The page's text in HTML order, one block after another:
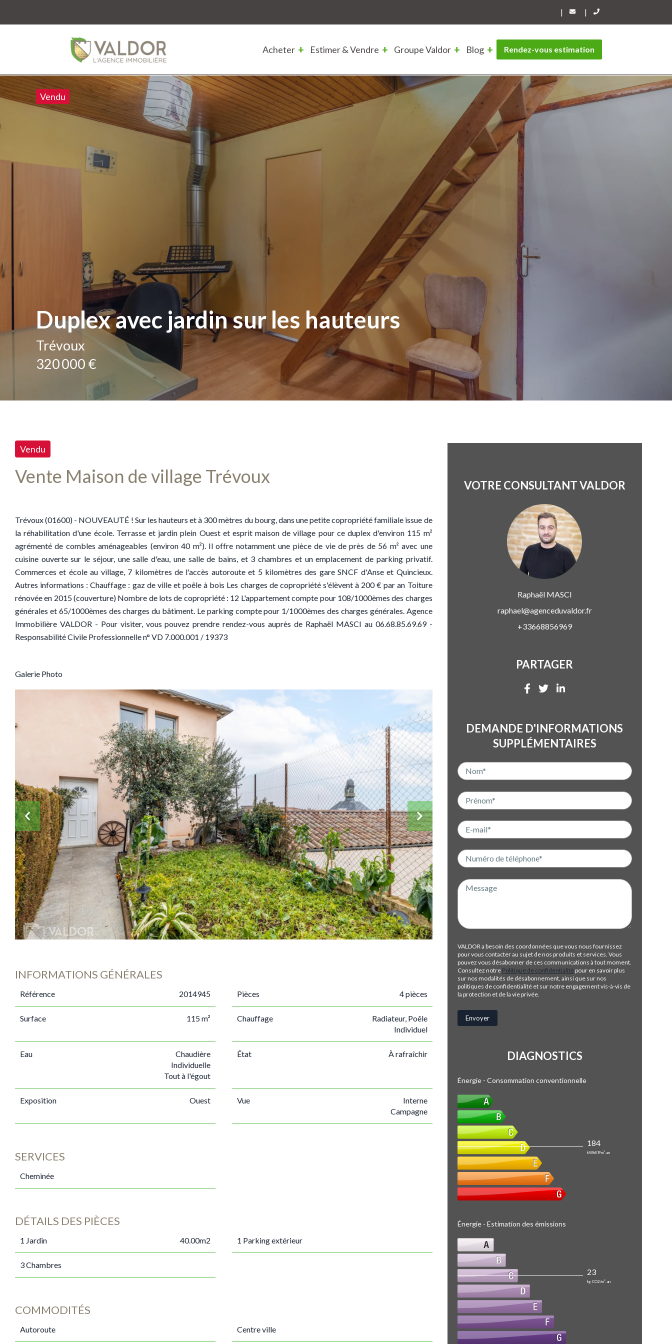
| |
Acheter Estimer & Vendre Groupe Valdor Blog Rendez-vous estimation
Vendu
Duplex avec jardin sur les hauteurs
Trévoux
320 000 €
Vendu
Vente Maison de village Trévoux
Trévoux (01600) - NOUVEAUTÉ ! Sur les hauteurs et à 300 mètres du bourg, dans une petite copropriété familiale issue de
la réhabilitation d'une école. Terrasse et jardin plein Ouest et esprit maison de village pour ce duplex d'environ 115 m²
agrémenté de combles aménageables (environ 40 m²). Il offre notamment une pièce de vie de près de 56 m² avec une
cuisine ouverte sur le séjour, une salle d'eau, une salle de bains, et 3 chambres et un emplacement de parking privatif.
Commerces et école au village, 7 kilomètres de l'accès autoroute et 5 kilomètres des gare SNCF d'Anse et Quincieux.
Autres informations : Chauffage : gaz de ville et poêle à bois Les charges de copropriété s'élèvent à 200 € par an Toiture
rénovée en 2015 (couverture) Nombre de lots de copropriété : 12 L'appartement compte pour 108/1000èmes des charges
générales et 65/1000èmes des charges du bâtiment. Le parking compte pour 1/1000èmes des charges générales. Agence
Immobilière VALDOR - Pour visiter, vous pouvez prendre rendez-vous auprès de Raphaël MASCI au 06.68.85.69.69 -
Responsabilité Civile Professionnelle n° VD 7.000.001 / 19373
Galerie Photo
INFORMATIONS GÉNÉRALES
Référence 2014945 Pièces 4 pièces
Surface 115 m² Chauffage
Radiateur, Poêle
Individuel
Eau
Chaudière
Individuelle
Tout à l'égout
État À rafraîchir
Exposition Ouest Vue
Interne
Campagne
SERVICES
Cheminée
DÉTAILS DES PIÈCES
1 Jardin 40.00m2 1 Parking extérieur
3 Chambres
COMMODITÉS
Autoroute Centre ville
VOTRE CONSULTANT VALDOR
RaphaëlMASCI
raphael@agenceduvaldor.fr
+33668856969
PARTAGER
DEMANDE D'INFORMATIONS
SUPPLÉMENTAIRES
VALDOR a besoin des coordonnées que vous nous fournissez
pour vous contacter au sujet de nos produits et services. Vous
pouvez vous désabonner de ces communications à tout moment.
Consultez notre Politique de confidentialité pour en savoir plus
sur nos modalités de désabonnement, ainsi que sur nos
politiques de confidentialité et sur notre engagement vis-à-vis de
la protection et de la vie privée.
DIAGNOSTICS
Énergie - Consommation conventionnelle
184
kWhEP/m².an
Énergie - Estimation des émissions
23
kg CO2/m².an